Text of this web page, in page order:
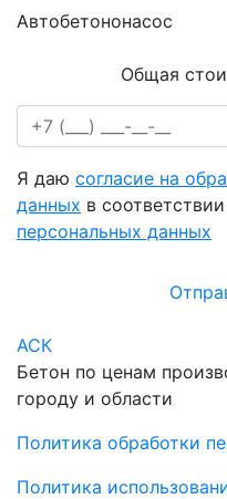
Автобетононасос
Общая
Я даю согласие на
данных в
персональных данных
АСК
Бетон по ценам
городу и области
Политика обработки
Политика